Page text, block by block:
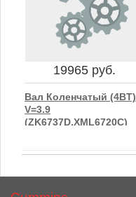
Траверса Клапанов
(ISF3.8) (крейцкопф)
В корзину
19965 руб.
Вал Коленчатый (4BT)
V=3.9
(ZK6737D,XML6720C)